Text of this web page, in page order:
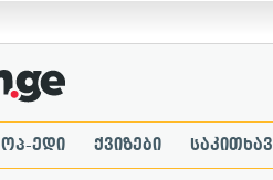
ოპ-ედი ქვიზები